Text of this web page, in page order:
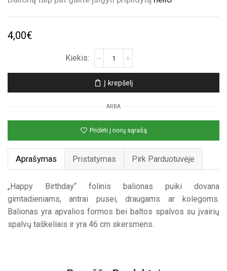
4,00€
Taškuotas
nepripūstas
balionas
„Happy
Birthday“
Į krepšelį
ARBA
Pridėti į norų sąrašą
Aprašymas Pristatymas Pirk Parduotuvėje
„Happy Birthday“ folinis balionas puiki dovana
gimtadieniams, antrai pusei, draugams ar kolegoms.
Balionas yra apvalios formos bei baltos spalvos su įvairių
spalvų taškeliais ir yra 46 cm skersmens.